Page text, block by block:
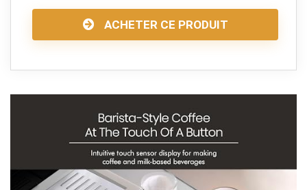
ACHETER CE PRODUIT